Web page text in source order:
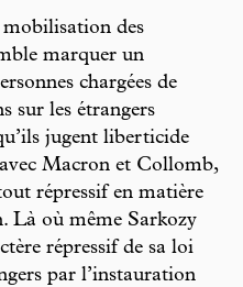
mobilisation des
marquer un
chargées de
sur les étrangers
jugent liberticide
Macron et Collomb,
répressif en matière
Là où même Sarkozy
répressif de sa loi
par l’instauration